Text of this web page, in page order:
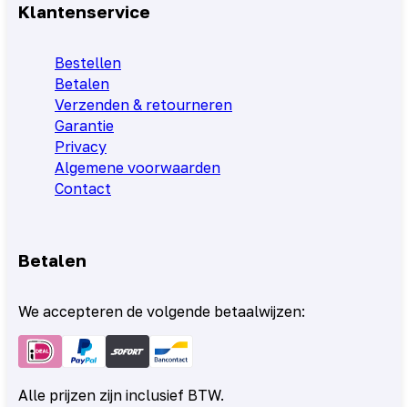
Klantenservice
Bestellen
Betalen
Verzenden & retourneren
Garantie
Privacy
Algemene voorwaarden
Contact
Betalen
We accepteren de volgende betaalwijzen:
Alle prijzen zijn inclusief BTW.